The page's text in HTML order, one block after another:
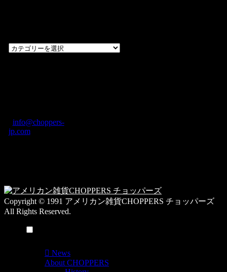
過
テ
ゴ
info@choppers-
jp.com
Copyright © 1991 アメリカン雑貨CHOPPERS チョッパーズ
All Rights Reserved.
News
About CHOPPERS